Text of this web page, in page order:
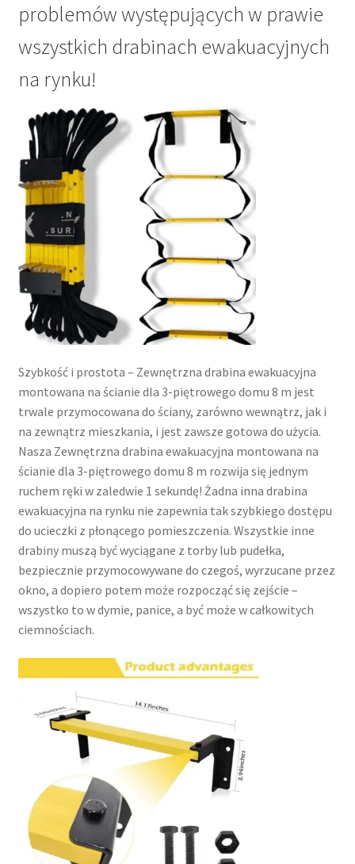
problemów występujących w prawie
wszystkich drabinach ewakuacyjnych
na rynku!
Szybkość i prostota – Zewnętrzna drabina ewakuacyjna
montowana na ścianie dla 3-piętrowego domu 8 m jest
trwale przymocowana do ściany, zarówno wewnątrz, jak i
na zewnątrz mieszkania, i jest zawsze gotowa do użycia.
Nasza Zewnętrzna drabina ewakuacyjna montowana na
ścianie dla 3-piętrowego domu 8 m rozwija się jednym
ruchem ręki w zaledwie 1 sekundę! Żadna inna drabina
ewakuacyjna na rynku nie zapewnia tak szybkiego dostępu
do ucieczki z płonącego pomieszczenia. Wszystkie inne
drabiny muszą być wyciągane z torby lub pudełka,
bezpiecznie przymocowywane do czegoś, wyrzucane przez
okno, a dopiero potem może rozpocząć się zejście –
wszystko to w dymie, panice, a być może w całkowitych
ciemnościach.